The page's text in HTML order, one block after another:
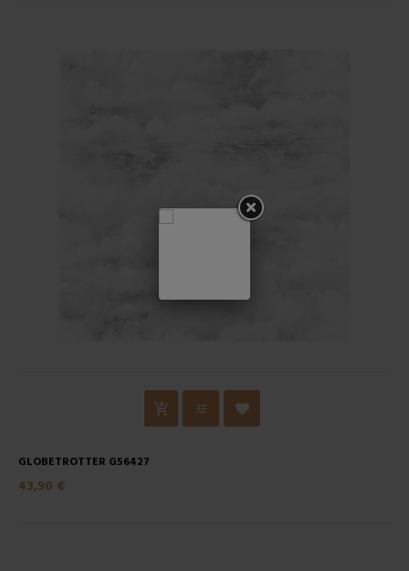
GLOBETROTTER G56427
43,90 €